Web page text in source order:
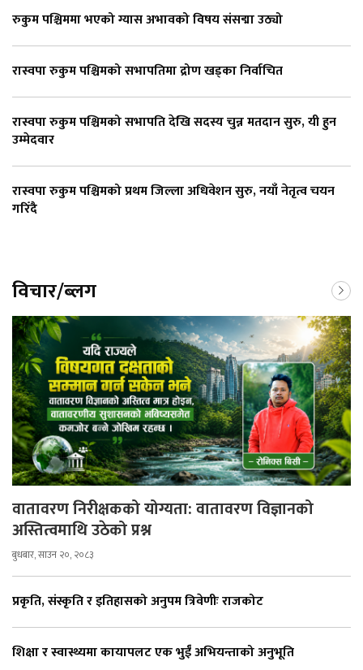
रुकुम पश्चिममा भएको ग्यास अभावको विषय संसद्मा उठ्यो
रास्वपा रुकुम पश्चिमको सभापतिमा द्रोण खड्का निर्वाचित
रास्वपा रुकुम पश्चिमको सभापति देखि सदस्य चुन्न मतदान सुरु, यी हुन
उम्मेदवार
रास्वपा रुकुम पश्चिमको प्रथम जिल्ला अधिवेशन सुरु, नयाँ नेतृत्व चयन
गरिँदै
विचार/ब्लग
वातावरण निरीक्षकको योग्यता: वातावरण विज्ञानको
अस्तित्वमाथि उठेको प्रश्न
बुधबार, साउन २०, २०८३
प्रकृति, संस्कृति र इतिहासको अनुपम त्रिवेणीः राजकोट
शिक्षा र स्वास्थ्यमा कायापलट एक भुईँ अभियन्ताको अनुभूति